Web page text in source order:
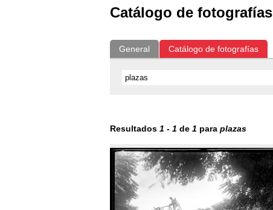
Catálogo de fotografías
General Catálogo de fotografías
Resultados 1 - 1 de 1 para plazas